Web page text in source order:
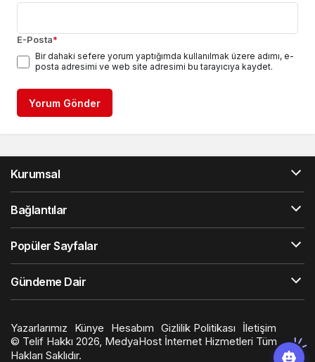
E-Posta*
Bir dahaki sefere yorum yaptığımda kullanılmak üzere adımı, e-
posta adresimi ve web site adresimi bu tarayıcıya kaydet.
Yorum Gönder
Kurumsal
Bağlantılar
Popüler Sayfalar
Gündeme Dair
Yazarlarımız Künye Hesabım Gizlilik Politikası
İletişim
© Telif Hakkı 2026, MedyaHost İnternet Hizmetleri Tüm
Hakları Saklıdır.